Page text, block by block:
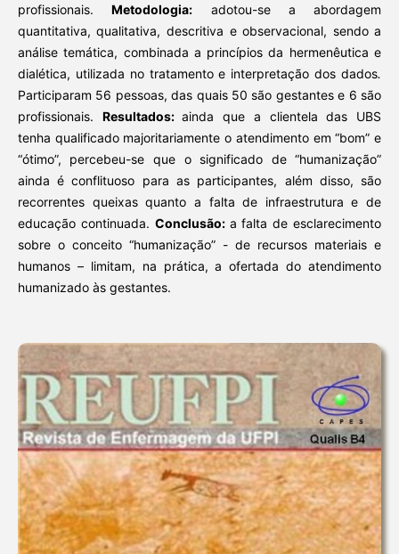
profissionais.Metodologia: adotou-se a abordagem
quantitativa, qualitativa, descritiva e observacional, sendo a
análise temática, combinada a princípios da hermenêuti­ca e
dialética, utilizada no tratamento e inter­pretação dos dados.
Participaram 56 pessoas, das quais 50 são gestantes e 6 são
profissionais. Resultados:ainda que a clientela das UBS
tenha qualificado majoritariamente o atendimento em “bom” e
“ótimo”, percebeu-se que o significado de “humanização”
ainda é conflituoso para as participantes, além disso, são
recorrentes queixas quanto a falta de infraestrutura e de
educação continuada. Conclusão: a falta de esclarecimento
sobre o conceito “humanização” - de recursos materiais e
humanos – limitam, na prática, a ofertada do atendimento
humanizado às gestantes.